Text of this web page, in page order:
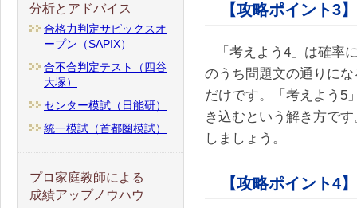
【攻略ポイント3】
「考えよう4」は確率
のうち問題文の通りに
だけです。「考えよう5
き込むという解き方で
しましょう。
【攻略ポイント4】
分析とアドバイス
合格力判定サピックスオ
ープン（SAPIX）
合不合判定テスト（四谷
大塚）
センター模試（日能研）
統一模試（首都圏模試）
プロ家庭教師による
成績アップノウハウ